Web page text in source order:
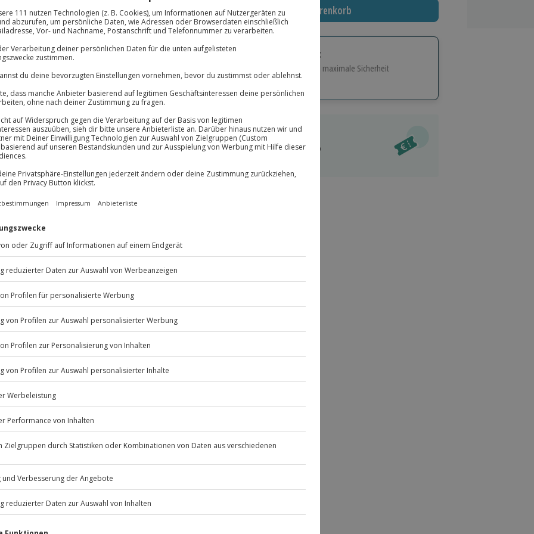
In den Warenkorb
Immer das richtige Geschenk:
Große Auswahl, volle Flexibilität und maximale Sicherheit
Große Auswahl
Volle Flexibilität
Jeder Gutschein für alle Erlebnisse einlösbar.
Maximale Sicherheit
-15%* Club Deal verfügbar
Direktabzug im Warenkorb
übertragbar. Details
Kaltduscher auf Ihre Kosten.
wie eine
Rafting-Tour. Die
und zahlreichen
Raften und wird Sie
im Hotel und wärmen sich
sich mit allen Wassern
Terminen verfügbar
Listenansicht
Jochen SchweizerGmbH